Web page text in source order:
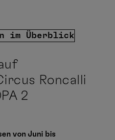
im Überblick
Roncalli
2
von Juni bis